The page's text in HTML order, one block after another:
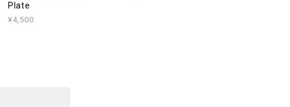
Plate
¥4,500